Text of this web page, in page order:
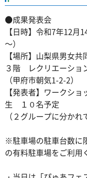
●成果発表会
【日時】令和7年12月
～）
【場所】山梨県男女
３階 レクリエーショ
（甲府市朝気1-2-2）
【発表者】ワークシ
生 １０名予定
（２グループに分かれ
※駐車場の駐車台数に
の有料駐車場をご利用